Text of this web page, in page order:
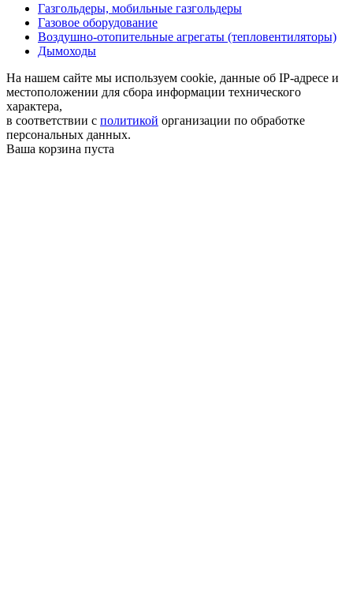
Газгольдеры, мобильные газгольдеры
Газовое оборудование
Воздушно-отопительные агрегаты (тепловентиляторы)
Дымоходы
На нашем сайте мы используем cookie, данные об IP-адресе и
местоположении для сбора информации технического
характера,
в соответствии с политикой организации по обработке
персональных данных.
Ваша корзина пуста